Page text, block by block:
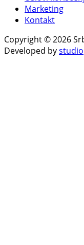
Marketing
Kontakt
Copyright © 2026
Developed by